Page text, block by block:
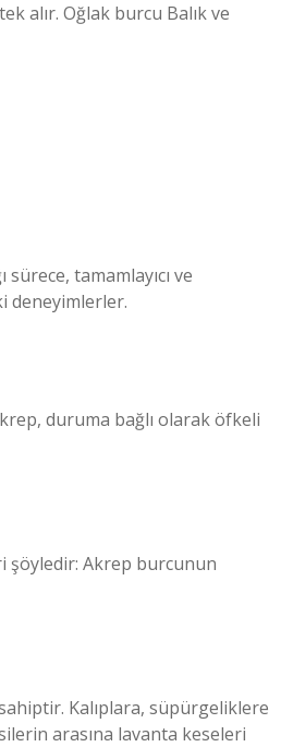
alır. Oğlak burcu Balık ve
tamamlayıcı ve
deneyimlerler.
duruma bağlı olarak öfkeli
şöyledir: Akrep burcunun
Kalıplara, süpürgeliklere
arasına lavanta keseleri